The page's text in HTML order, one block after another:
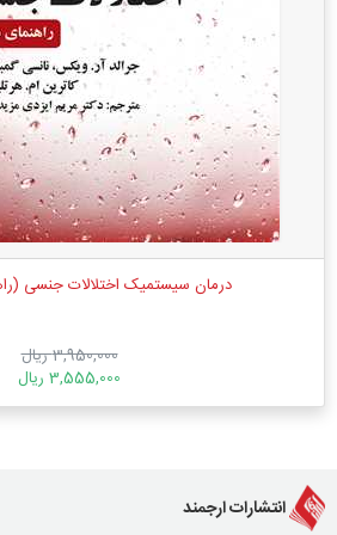
درمان سیستمیک اختلالات جنسی
3,950,000 ریال
3,555,000 ریال
انتشارات ارجمند